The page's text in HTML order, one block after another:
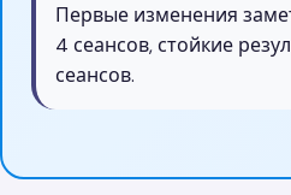
Первые изменения
4 сеансов, стойкие
сеансов.